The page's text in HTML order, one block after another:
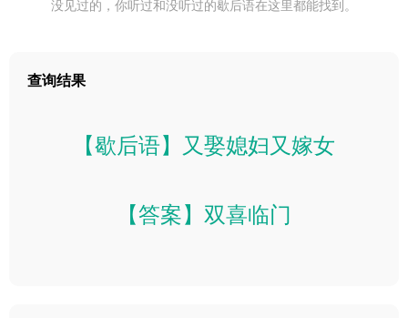
没见过的，你听过和没听过的歇后语在这里都能找到。
查询结果
【歇后语】又娶媳妇又嫁女
【答案】双喜临门